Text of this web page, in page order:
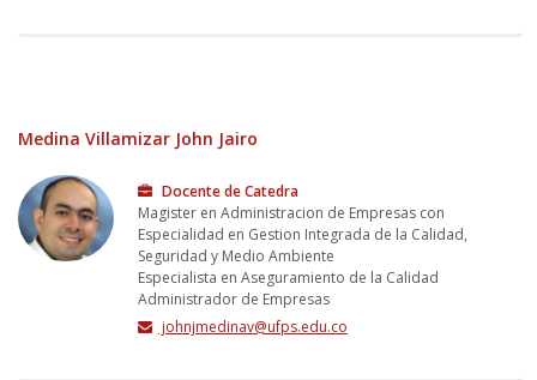
Medina Villamizar John Jairo
Docente de Catedra
Magister en Administracion de Empresas con
Especialidad en Gestion Integrada de la Calidad,
Seguridad y Medio Ambiente
Especialista en Aseguramiento de la Calidad
Administrador de Empresas
johnjmedinav@ufps.edu.co